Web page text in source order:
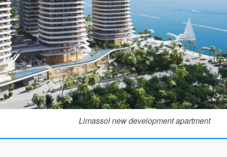
Limassol new development apartment